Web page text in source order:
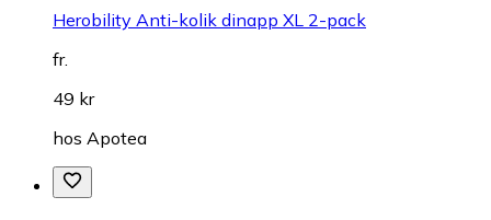
Herobility Anti-kolik dinapp XL 2-pack
fr.
49 kr
hos Apotea